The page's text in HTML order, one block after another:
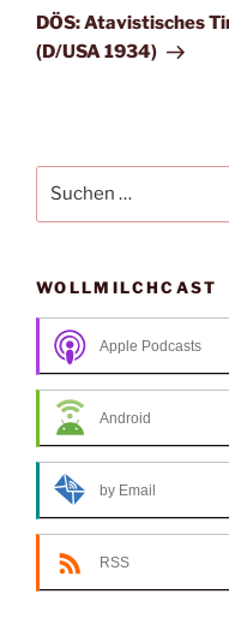
Beitrag
DÖS: Atavistisches
(D/USA 1934)
nach:
WOLLMILCHCAST
Apple Podcasts
Android
by Email
RSS